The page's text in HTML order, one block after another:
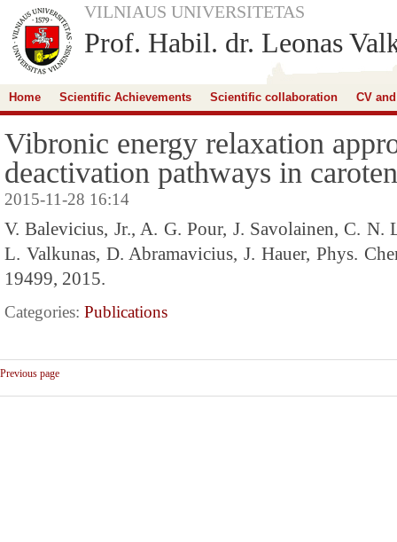
VILNIAUS UNIVERSITETAS
Prof. Habil. dr. Leonas
Home Scientific Achievements Scientific collaboration CV
Vibronic energy relaxation
deactivation pathways in
2015-11-28 16:14
V. Balevicius, Jr., A. G. Pour, J. Savolainen, C.
L. Valkunas, D. Abramavicius, J. Hauer, Phys.
19499, 2015.
Categories: Publications
Previous page